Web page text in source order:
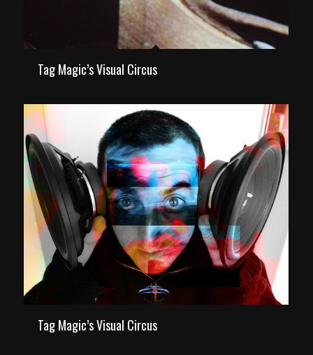
Tag Magic’s Visual Circus
Tag Magic’s Visual Circus